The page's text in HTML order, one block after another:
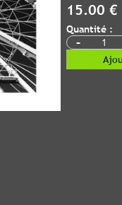
15.00 €
Quantité :
-